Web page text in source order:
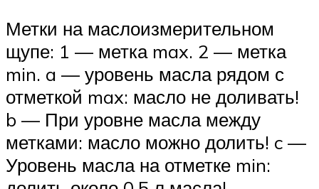
Метки на маслоизмерительном
щупе: 1 — метка max. 2 — метка
min. a — уровень масла рядом с
отметкой max: масло не доливать!
b — При уровне масла между
метками: масло можно долить! c —
Уровень масла на отметке min: